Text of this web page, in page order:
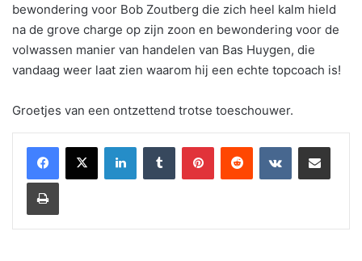
bewondering voor Bob Zoutberg die zich heel kalm hield
na de grove charge op zijn zoon en bewondering voor de
volwassen manier van handelen van Bas Huygen, die
vandaag weer laat zien waarom hij een echte topcoach is!
Groetjes van een ontzettend trotse toeschouwer.
LinkedInTumblr PinterestReddit VKontakteShare via Email
Print